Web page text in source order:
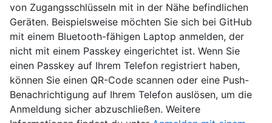
von Zugangsschlüsseln mit in der Nähe befindlichen
Geräten. Beispielsweise möchten Sie sich bei GitHub
mit einem Bluetooth-fähigen Laptop anmelden, der
nicht mit einem Passkey eingerichtet ist. Wenn Sie
einen Passkey auf Ihrem Telefon registriert haben,
können Sie einen QR-Code scannen oder eine Push-
Benachrichtigung auf Ihrem Telefon auslösen, um die
Anmeldung sicher abzuschließen. Weitere